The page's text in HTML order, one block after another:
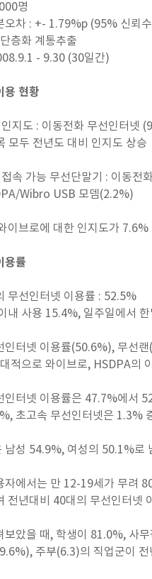
명
오차 : +- 1.79%p (95% 신뢰
층화 계통추출
- 9.30 (30일간)
용 현황
지도 : 이동전화 무선인터넷
모두 전년도 대비 인지도 상승
속 가능 무선단말기 : 이동
Wibro USB 모뎀(2.2%)
이브로에 대한 인지도가 7.6%
용률
무선인터넷 이용률 : 52.5%
내 사용 15.4%, 일주일에서
인터넷 이용률(50.6%), 무선
적으로 와이브로, HSDPA의
인터넷 이용률은 47.7%에서
초고속 무선인터넷은 1.3%
남성 54.9%, 여성의 50.1%로
자에서는 만 12-19세가 무려
전년대비 40대의 무선인터넷
보았을 때, 학생이 81.0%, 사
주부(6.3)의 직업군이 전